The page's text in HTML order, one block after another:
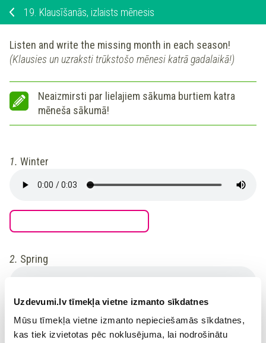
Uzdevumi.lv tīmekļa vietne izmanto sīkdatnes
Mūsu tīmekļa vietne izmanto nepieciešamās sīkdatnes,
kas tiek izvietotas pēc noklusējuma, lai nodrošinātu
19. Klausīšanās, izlaists mēnesis
Listen and write the missing month in each season!
(Klausies un uzraksti trūkstošo mēnesi katrā gadalaikā!)
Neaizmirsti par lielajiem sākuma burtiem katra
mēneša sākumā!
1. Winter
2. Spring